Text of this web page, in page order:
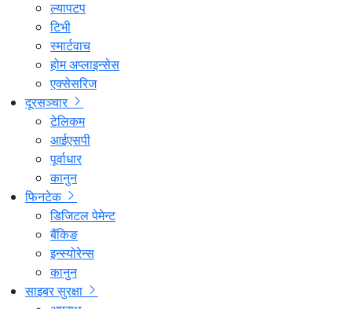
ल्यापटप
टिभी
स्मार्टवाच
होम अप्लाइन्सेस
एक्सेसरिज
दूरसञ्चार
टेलिकम
आईएसपी
पूर्वाधार
कानुन
फिनटेक
डिजिटल पेमेन्ट
बैंकिङ
इन्स्योरेन्स
कानुन
साइबर सुरक्षा